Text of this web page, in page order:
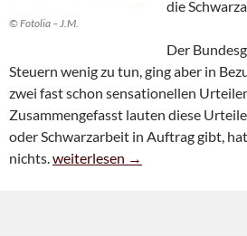
© Fotolia – J.M.
die
Der
Steuern wenig zu tun, ging aber in
zwei fast schon sensationellen
Zusammengefasst lauten diese
oder Schwarzarbeit in Auftrag gibt,
nichts.Schwarzarbeit ist russisches
weiterlesen →